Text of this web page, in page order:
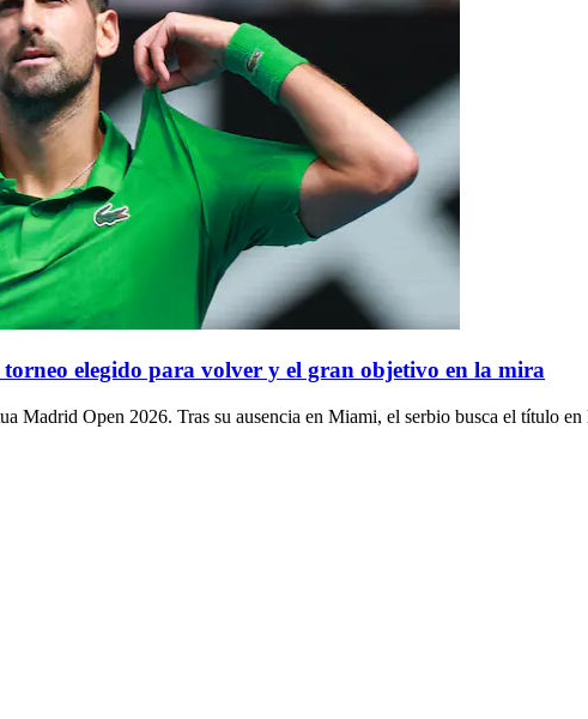
elegido para volver y el gran objetivo en la mira
Madrid Open 2026. Tras su ausencia en Miami, el serbio busca el título